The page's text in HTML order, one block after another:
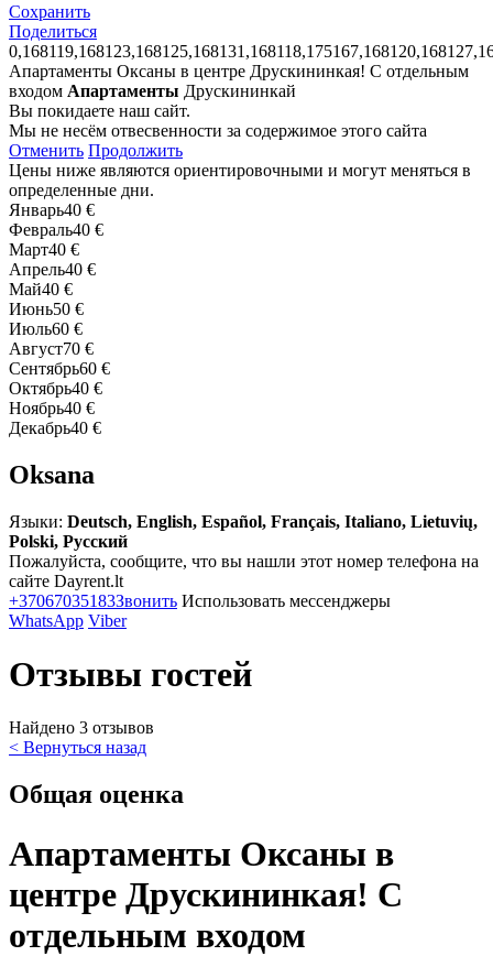
Сохранить
Поделиться
Апартаменты Оксаны в центре Друскининкая! С отдельным
входом Апартаменты Друскининкай
Вы покидаете наш сайт.
Мы не несём отвесвенности за содержимое этого сайта
Отменить Продолжить
Цены ниже являются ориентировочными и могут меняться в
определенные дни.
Январь40 €
Февраль40 €
Март40 €
Апрель40 €
Май40 €
Июнь50 €
Июль60 €
Август70 €
Сентябрь60 €
Октябрь40 €
Ноябрь40 €
Декабрь40 €
Oksana
Языки: Deutsch, English, Español, Français, Italiano, Lietuvių,
Polski, Русский
Пожалуйста, сообщите, что вы нашли этот номер телефона на
сайте Dayrent.lt
+37067035183Звонить Использовать мессенджеры
WhatsApp Viber
Отзывы гостей
Найдено 3 отзывов
< Вернуться назад
Общая оценка
Апартаменты Оксаны в
центре Друскининкая! С
отдельным входом